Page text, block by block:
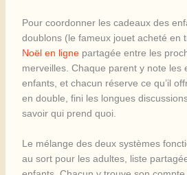
Pour coordonner les cadeaux des
doublons (le fameux jouet acheté en
Noël en lignepartagée entre les
merveilles. Chaque parent y note les
enfants, et chacun réserve ce qu’il
en double, fini les longues
savoir qui prend quoi.
Le mélange des deux systèmes
au sort pour les adultes, liste